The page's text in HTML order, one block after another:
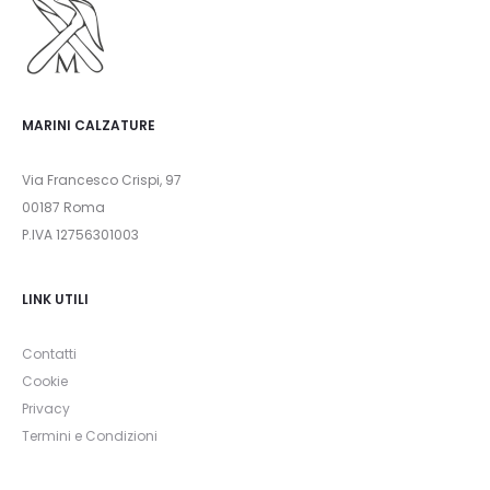
MARINI CALZATURE
Via Francesco Crispi, 97
00187 Roma
P.IVA 12756301003
LINK UTILI
Contatti
Cookie
Privacy
Termini e Condizioni